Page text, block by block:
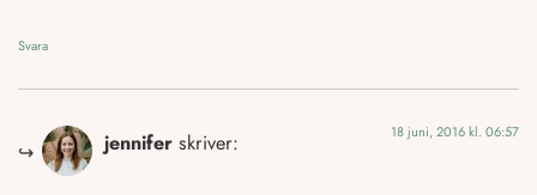
Svara
jennifer skriver: 18 juni, 2016 kl. 06:57